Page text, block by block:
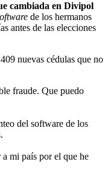
cambiada en Divipol
de los hermanos
antes de las elecciones
nuevas cédulas que no
fraude. Que puedo
del software de los
mi país por el que he